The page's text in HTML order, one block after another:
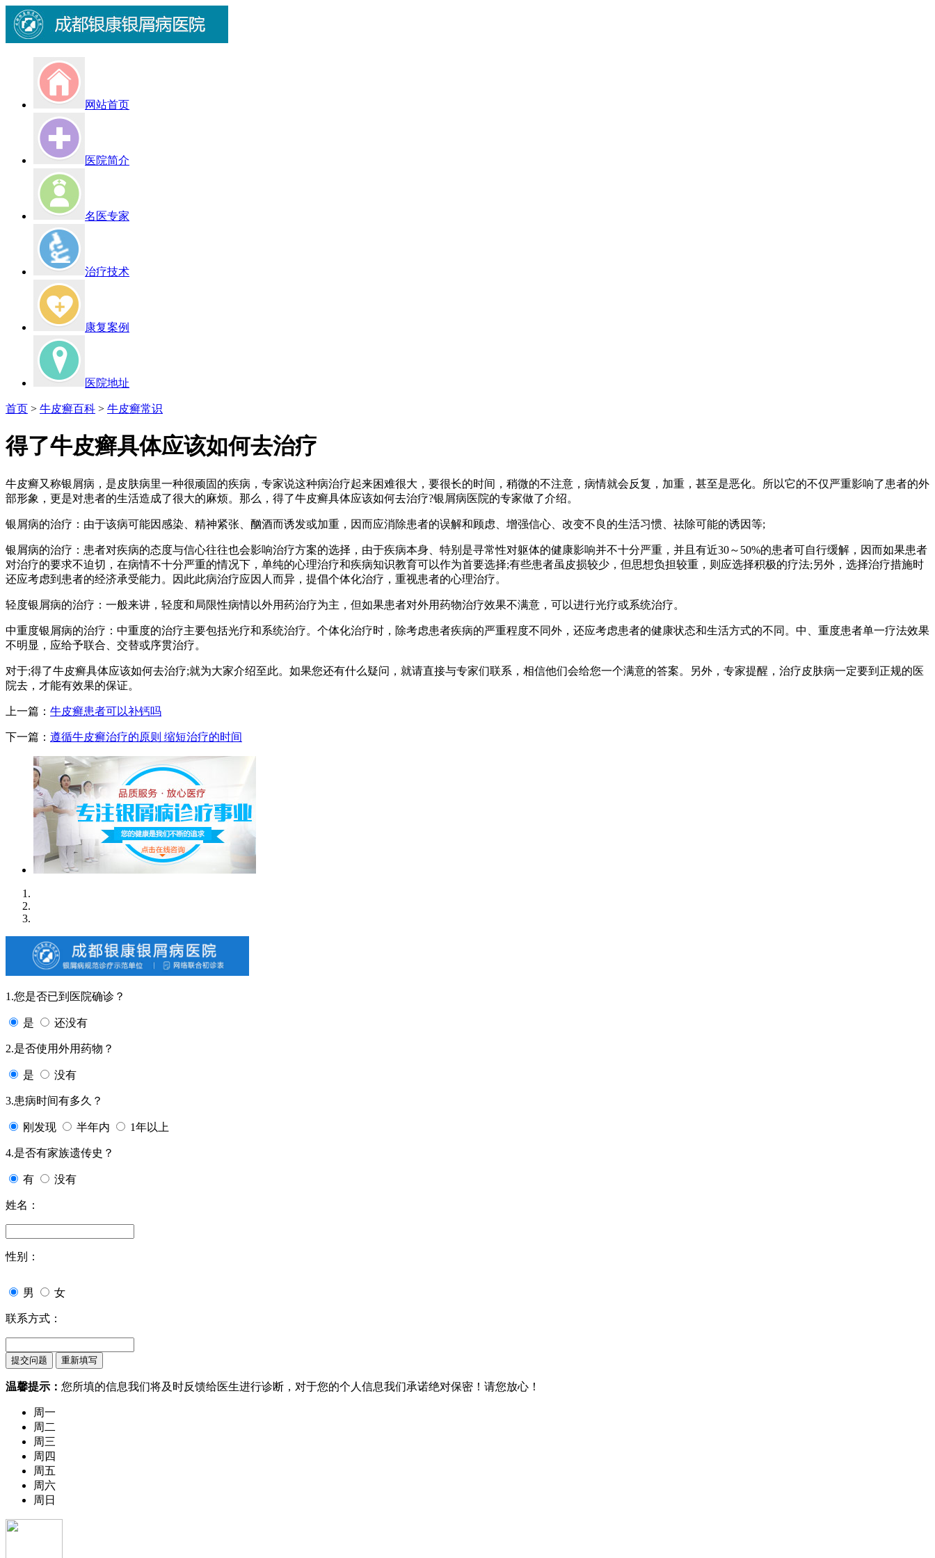
网站首页
医院简介
名医专家
治疗技术
康复案例
医院地址
首页 > 牛皮癣百科 > 牛皮癣常识
得了牛皮癣具体应该如何去治疗
牛皮癣又称银屑病，是皮肤病里一种很顽固的疾病，专家说这种病治疗起来困难很大，要很长的时间，稍微的不注意，病情就会反复，加重，甚至是恶化。所以它的不仅严重影响了患者的外
部形象，更是对患者的生活造成了很大的麻烦。那么，得了牛皮癣具体应该如何去治疗?银屑病医院的专家做了介绍。
银屑病的治疗：由于该病可能因感染、精神紧张、酗酒而诱发或加重，因而应消除患者的误解和顾虑、增强信心、改变不良的生活习惯、祛除可能的诱因等;
银屑病的治疗：患者对疾病的态度与信心往往也会影响治疗方案的选择，由于疾病本身、特别是寻常性对躯体的健康影响并不十分严重，并且有近30～50%的患者可自行缓解，因而如果患者
对治疗的要求不迫切，在病情不十分严重的情况下，单纯的心理治疗和疾病知识教育可以作为首要选择;有些患者虽皮损较少，但思想负担较重，则应选择积极的疗法;另外，选择治疗措施时
还应考虑到患者的经济承受能力。因此此病治疗应因人而异，提倡个体化治疗，重视患者的心理治疗。
轻度银屑病的治疗：一般来讲，轻度和局限性病情以外用药治疗为主，但如果患者对外用药物治疗效果不满意，可以进行光疗或系统治疗。
中重度银屑病的治疗：中重度的治疗主要包括光疗和系统治疗。个体化治疗时，除考虑患者疾病的严重程度不同外，还应考虑患者的健康状态和生活方式的不同。中、重度患者单一疗法效果
不明显，应给予联合、交替或序贯治疗。
对于;得了牛皮癣具体应该如何去治疗;就为大家介绍至此。如果您还有什么疑问，就请直接与专家们联系，相信他们会给您一个满意的答案。另外，专家提醒，治疗皮肤病一定要到正规的医
院去，才能有效果的保证。
上一篇： 牛皮癣患者可以补钙吗
下一篇： 遵循牛皮癣治疗的原则 缩短治疗的时间
1.您是否已到医院确诊？
是 还没有
2.是否使用外用药物？
是 没有
3.患病时间有多久？
刚发现 半年内 1年以上
4.是否有家族遗传史？
有 没有
姓名：
性别：
男 女
联系方式：
温馨提示： 您所填的信息我们将及时反馈给医生进行诊断，对于您的个人信息我们承诺绝对保密！请您放心！
周一
周二
周三
周四
周五
周六
周日